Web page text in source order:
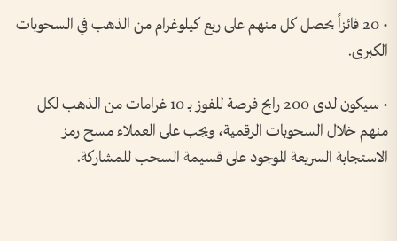
• 20 فائزاً يحصل كل منهم على ربع كيلوغرام من الذهب في السحوبات
الكبرى.
• سيكون لدى 200 رابح فرصة للفوز بـ 10 غرامات من الذهب لكل
منهم خلال السحوبات الرقمية، ويجب على العملاء مسح رمز
الاستجابة السريعة الموجود على قسيمة السحب للمشاركة.